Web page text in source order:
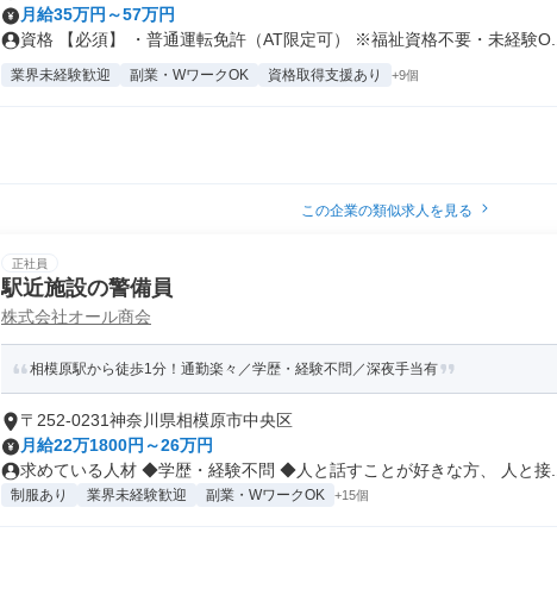
月給35万円～57万円
資格 【必須】 ・普通運転免許（AT限定可） ※福祉資格不要・未経験O...
業界未経験歓迎 副業・WワークOK 資格取得支援あり +9個
この企業の類似求人を見る
正社員
駅近施設の警備員
株式会社オール商会
相模原駅から徒歩1分！通勤楽々／学歴・経験不問／深夜手当有
〒252-0231神奈川県相模原市中央区
月給22万1800円～26万円
求めている人材 ◆学歴・経験不問 ◆人と話すことが好きな方、 人と接...
制服あり 業界未経験歓迎 副業・WワークOK +15個